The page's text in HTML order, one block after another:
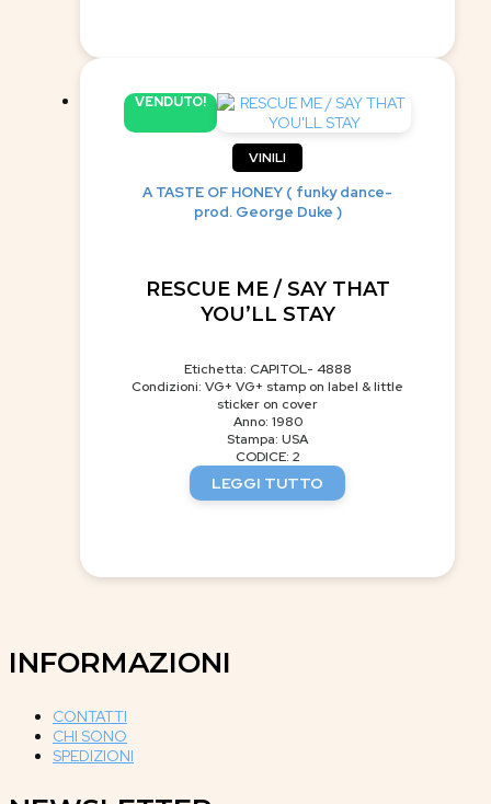
VENDUTO!
VINILI
A TASTE OF HONEY ( funky dance-
prod. George Duke )
RESCUE ME / SAY THAT
YOU’LL STAY
Etichetta: CAPITOL- 4888
Condizioni: VG+ VG+ stamp on label & little
sticker on cover
Anno: 1980
Stampa: USA
CODICE: 2
LEGGI TUTTO
INFORMAZIONI
CONTATTI
CHI SONO
SPEDIZIONI